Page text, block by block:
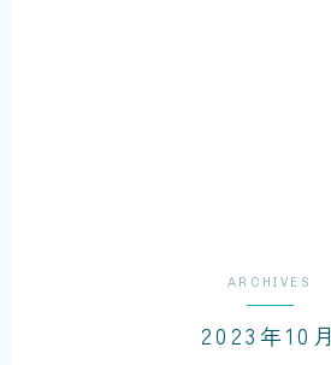
ARCHIVES
2023年10月